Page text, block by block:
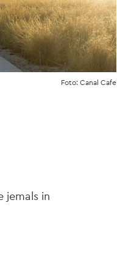
Foto: Canal Cafe
jemals in